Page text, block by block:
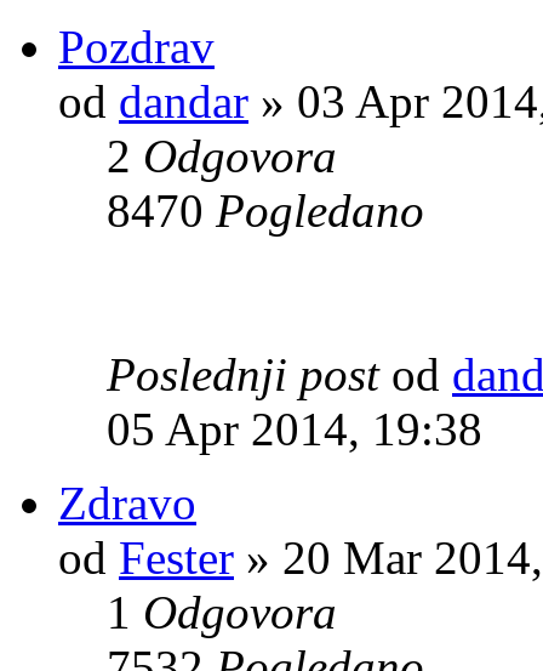
Pozdrav
od dandar » 03 Apr
2 Odgovora
8470 Pogledano
Poslednji post od
05 Apr 2014, 19:38
Zdravo
od Fester » 20 Mar
1 Odgovora